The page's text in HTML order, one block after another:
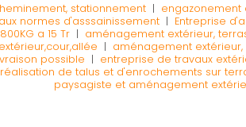
stationnement |
normes d'asssainissement | Entreprise
a 15 Tr | aménagement extérieur,
| aménagement
possible | entreprise de travaux
réalisation de talus et d'enrochements sur
paysagiste et aménagement